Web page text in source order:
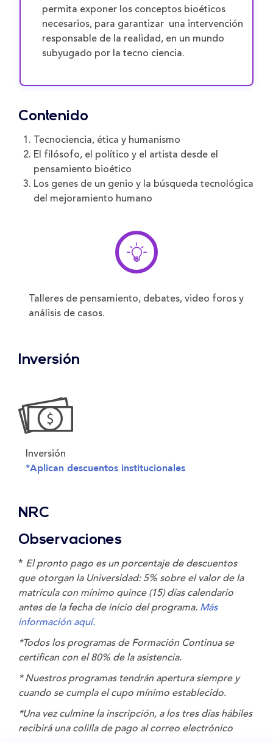
permita exponer los conceptos bioéticos
necesarios, para garantizar una intervención
responsable de la realidad, en un mundo
subyugado por la tecno ciencia.
Contenido
Tecnociencia, ética y humanismo
El filósofo, el político y el artista desde el
pensamiento bioético
Los genes de un genio y la búsqueda tecnológica
del mejoramiento humano
Talleres de pensamiento, debates, video foros y
análisis de casos.
Inversión
Inversión
*Aplican descuentos institucionales
NRC
Observaciones
* El pronto pago es un porcentaje de descuentos
que otorgan la Universidad: 5% sobre el valor de la
matrícula con mínimo quince (15) días calendario
antes de la fecha de inicio del programa. Más
información aquí.
*Todos los programas de Formación Continua se
certifican con el 80% de la asistencia.
* Nuestros programas tendrán apertura siempre y
cuando se cumpla el cupo mínimo establecido.
*Una vez culmine la inscripción, a los tres días hábiles
recibirá una colilla de pago al correo electrónico